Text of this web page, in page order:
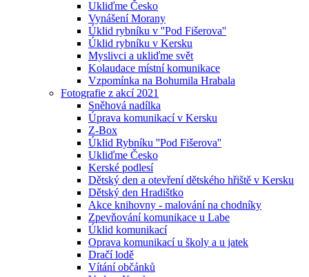
Ukliďme Česko
Vynášení Morany
Úklid rybníku v ''Pod Fišerova''
Úklid rybníku v Kersku
Myslivci a ukliďme svět
Kolaudace místní komunikace
Vzpomínka na Bohumila Hrabala
Fotografie z akcí 2021
Sněhová nadílka
Úprava komunikací v Kersku
Z-Box
Úklid Rybníku ''Pod Fišerova''
Ukliďme Česko
Kerské podlesí
Dětský den a otevření dětského hřiště v Kersku
Dětský den Hradištko
Akce knihovny - malování na chodníky
Zpevňování komunikace u Labe
Úklid komunikací
Oprava komunikací u školy a u jatek
Dračí lodě
Vítání občánků